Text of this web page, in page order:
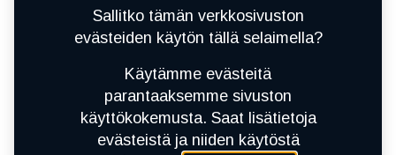
Sallitko tämän verkkosivuston
evästeiden käytön tällä selaimella?
Käytämme evästeitä
parantaaksemme sivuston
käyttökokemusta. Saat lisätietoja
evästeistä ja niiden käytöstä